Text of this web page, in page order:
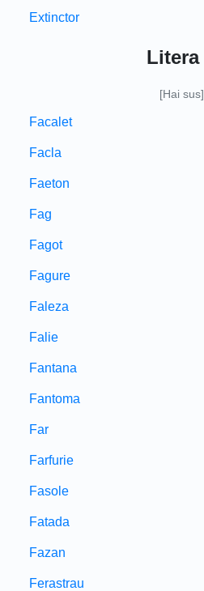
Extinctor
Litera
[Hai sus]
Facalet
Facla
Faeton
Fag
Fagot
Fagure
Faleza
Falie
Fantana
Fantoma
Far
Farfurie
Fasole
Fatada
Fazan
Ferastrau